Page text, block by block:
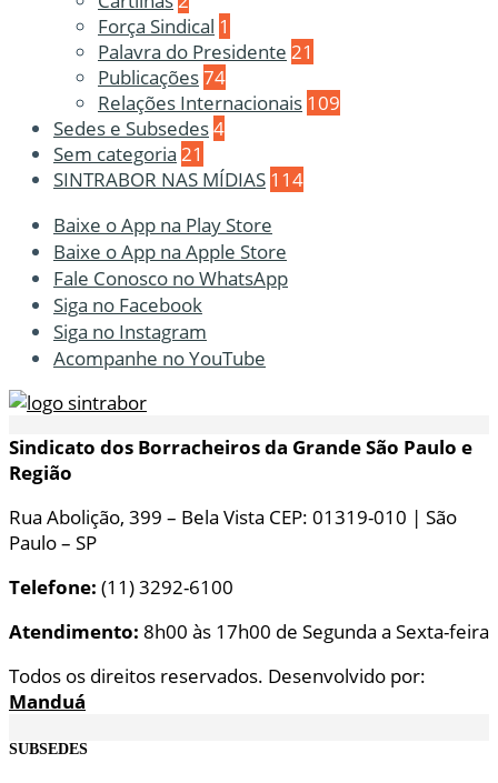
Força Sindical 1
Palavra do Presidente 21
Publicações74
Relações Internacionais 109
Sedes e Subsedes4
Sem categoria 21
SINTRABOR NAS MÍDIAS 114
Baixe o App na Play Store
Baixe o App na Apple Store
Fale Conosco no WhatsApp
Siga no Facebook
Siga no Instagram
Acompanhe no YouTube
Sindicato dos Borracheiros da Grande São Paulo e
Região
Rua Abolição, 399 – Bela Vista CEP: 01319-010 | São
Paulo – SP
Telefone: (11) 3292-6100
Atendimento: 8h00 às 17h00 de Segunda a Sexta-feira
Todos os direitos reservados. Desenvolvido por:
Manduá
SUBSEDES